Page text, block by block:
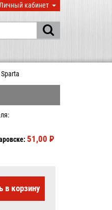
Личный кабинет
51,00PУБ.
в корзину